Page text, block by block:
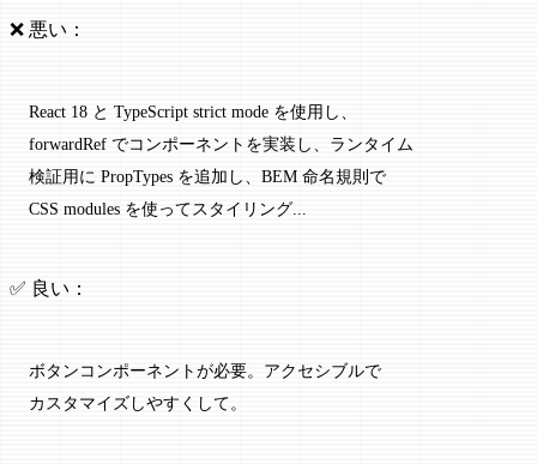
❌ 悪い：
React 18 と TypeScript strict mode を使用し、
forwardRef でコンポーネントを実装し、ランタイム
検証用に PropTypes を追加し、BEM 命名規則で
CSS modules を使ってスタイリング...
✅ 良い：
ボタンコンポーネントが必要。アクセシブルで
カスタマイズしやすくして。